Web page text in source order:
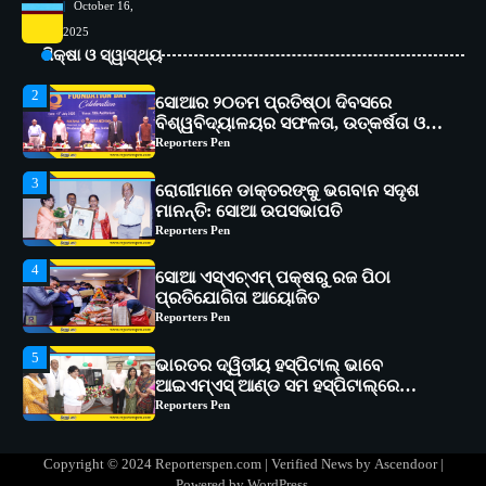
October 16,
2025
ଶିକ୍ଷା ଓ ସ୍ୱାସ୍ଥ୍ୟବିଶ୍ୱବିଦ୍ୟାଳୟର ସଫଳତା, ଉତ୍କର୍ଷତା ଓ
3
ରୋଗୀମାନେ ଡାକ୍ତରଙ୍କୁ ଭଗବାନ ସଦୃଶ
ମାନନ୍ତି: ସୋଆ ଉପସଭାପତି
4
ସୋଆ ଏସ୍‌ଏଚ୍‌ଏମ୍ ପକ୍ଷରୁ ରଜ ପିଠା
ପ୍ରତିଯୋଗିତା ଆୟୋଜିତ
5
ଭାରତର ଦ୍ୱିତୀୟ ହସ୍ପିଟାଲ୍ ଭାବେ
ଆଇଏମ୍‌ଏସ୍ ଆଣ୍ଡ ସମ ହସ୍ପିଟାଲ୍‌ରେ
1
ସୋଆ ପକ୍ଷରୁ ରାୱେ କାର୍ଯ୍ୟକ୍ରମ ଅଧୀନରେ
୧୧ଟି ଗ୍ରାମରେ ୧୬ଟି କୃଷକ ପ୍ରଶିକ୍ଷଣ
ସୋଆର ୨୦ତମ ପ୍ରତିଷ୍ଠା ଦିବସରେ
Copyright © 2024 Reporterspen.com | Verified News by Ascendoor|